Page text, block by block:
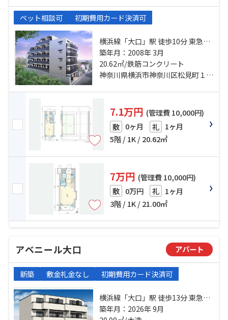
ペット相談可 初期費用カード決済可
横浜線「大口」駅 徒歩10分 東急東
横線「妙蓮寺」駅 徒歩12分 東急東
横線「白楽」駅 徒歩23分
築年月：2008年 3月
20.62㎡/鉄筋コンクリート
神奈川県横浜市神奈川区松見町１丁目
7.1万円 (管理費 10,000円)
敷 0ヶ月 礼 1ヶ月
5階 / 1K / 20.62㎡
7万円 (管理費 10,000円)
敷 0万円 礼 1ヶ月
3階 / 1K / 21.00㎡
アベニール大口 アパート
新築 敷金礼金なし 初期費用カード決済可
横浜線「大口」駅 徒歩13分 東急東
横線「妙蓮寺」駅 徒歩24分 京浜東
築年月：2026年 9月